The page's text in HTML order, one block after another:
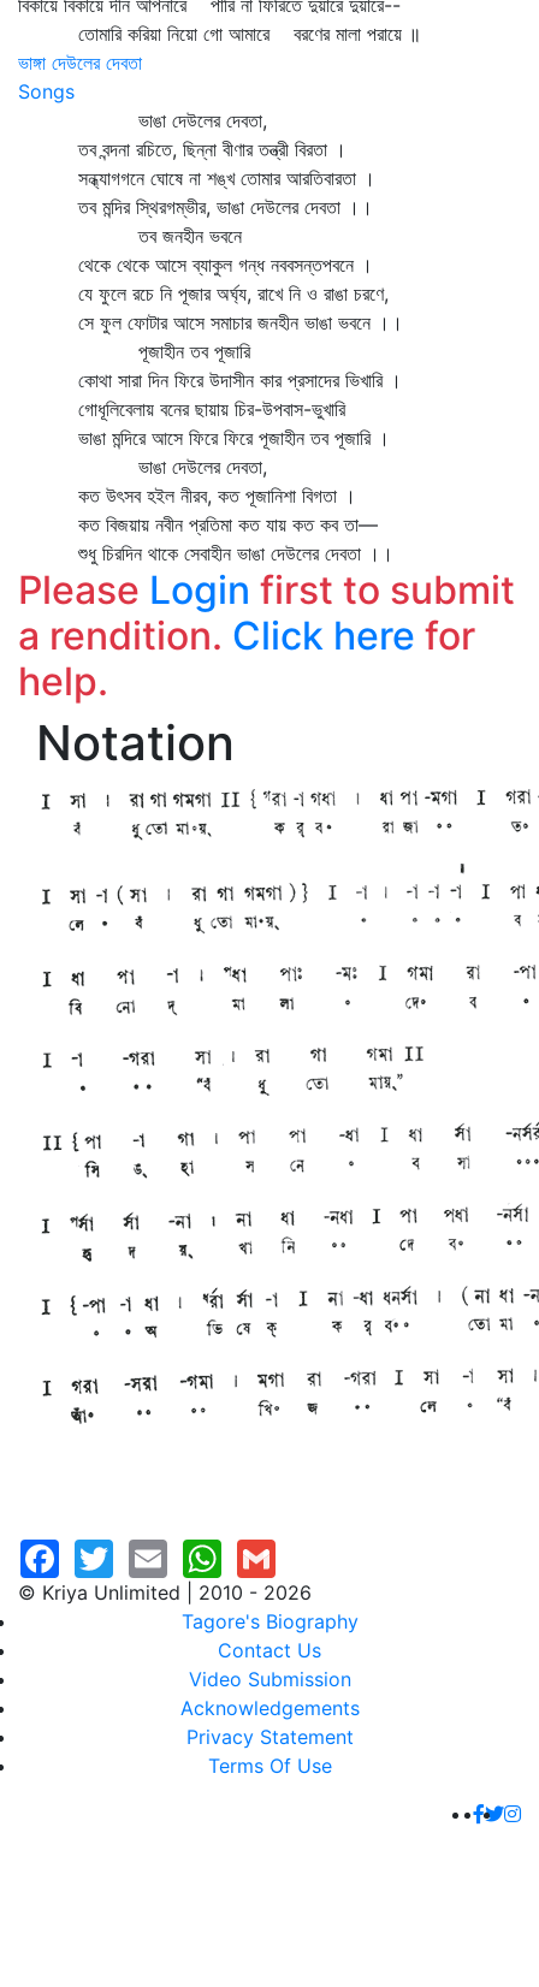
বিকায়ে বিকায়ে দীন আপনারে পারি না ফিরিতে দুয়ারে দুয়ারে--
তোমারি করিয়া নিয়ো গো আমারে বরণের মালা পরায়ে ॥
ভাঙ্গা দেউলের দেবতা
Songs
ভাঙা দেউলের দেবতা,
তব বন্দনা রচিতে, ছিন্না বীণার তন্ত্রী বিরতা ।
সন্ধ্যাগগনে ঘোষে না শঙ্খ তোমার আরতিবারতা ।
তব মন্দির স্থিরগম্ভীর, ভাঙা দেউলের দেবতা ।।
তব জনহীন ভবনে
থেকে থেকে আসে ব্যাকুল গন্ধ নববসন্তপবনে ।
যে ফুলে রচে নি পূজার অর্ঘ্য, রাখে নি ও রাঙা চরণে,
সে ফুল ফোটার আসে সমাচার জনহীন ভাঙা ভবনে ।।
পূজাহীন তব পূজারি
কোথা সারা দিন ফিরে উদাসীন কার প্রসাদের ভিখারি ।
গোধূলিবেলায় বনের ছায়ায় চির-উপবাস-ভুখারি
ভাঙা মন্দিরে আসে ফিরে ফিরে পূজাহীন তব পূজারি ।
ভাঙা দেউলের দেবতা,
কত উৎসব হইল নীরব, কত পূজানিশা বিগতা ।
কত বিজয়ায় নবীন প্রতিমা কত যায় কত কব তা—
শুধু চিরদিন থাকে সেবাহীন ভাঙা দেউলের দেবতা ।।
Please Login first to submit
a rendition. Click here for
help.
Notation
© Kriya Unlimited | 2010 - 2026
Tagore's Biography
Contact Us
Video Submission
Acknowledgements
Privacy Statement
Terms Of Use